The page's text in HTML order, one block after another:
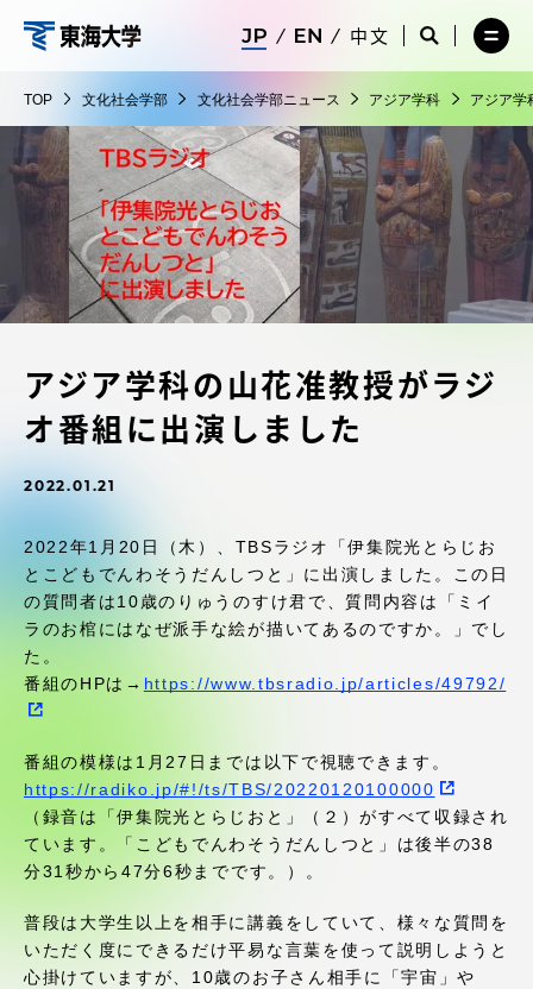
に
プ
化
社
会
学
中文
サ
検
索
を
開
く
サ
イ
索
を
じ
る
メ
ー
を
く
TOP 文化社会学部 文化社会学部ニュース アジア学科 アジア学
アジア学科の山花准教授がラジ
オ番組に出演しました
2022.01.21
2022年1月20日（木）、TBSラジオ「伊集院光とらじお
とこどもでんわそうだんしつと」に出演しました。この日
の質問者は10歳のりゅうのすけ君で、質問内容は「ミイ
ラのお棺にはなぜ派手な絵が描いてあるのですか。」でし
た。
番組のHPは→ https://www.tbsradio.jp/articles/49792/
番組の模様は1月27日までは以下で視聴できます。
https://radiko.jp/#!/ts/TBS/20220120100000
（録音は「伊集院光とらじおと」（２）がすべて収録され
ています。「こどもでんわそうだんしつと」は後半の38
分31秒から47分6秒までです。）。
普段は大学生以上を相手に講義をしていて、様々な質問を
いただく度にできるだけ平易な言葉を使って説明しようと
心掛けていますが、10歳のお子さん相手に「宇宙」や
メ
ニ
を
閉
る
在学生・保護者向けポータル（TIPS）
受験・入学案内
教員・研究者ガイド
大学の概要
受験・入学案内
学生生活
グローバルネットワーク
学外連携
学園ネットワーク